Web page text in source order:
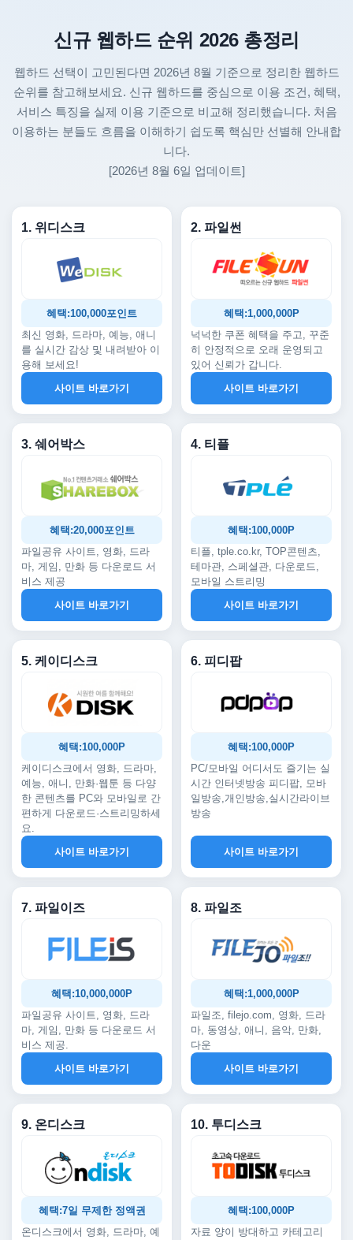
신규 웹하드 순위 2026 총정리
웹하드 선택이 고민된다면 2026년 8월 기준으로 정리한 웹하드
순위를 참고해보세요. 신규 웹하드를 중심으로 이용 조건, 혜택,
서비스 특징을 실제 이용 기준으로 비교해 정리했습니다. 처음
이용하는 분들도 흐름을 이해하기 쉽도록 핵심만 선별해 안내합
니다.
[2026년 8월 6일 업데이트]
1. 위디스크
혜택:100,000포인트
최신 영화, 드라마, 예능, 애니
를 실시간 감상 및 내려받아 이
용해 보세요!
사이트 바로가기
2. 파일썬
혜택:1,000,000P
넉넉한 쿠폰 혜택을 주고, 꾸준
히 안정적으로 오래 운영되고
있어 신뢰가 갑니다.
사이트 바로가기
3. 쉐어박스
혜택:20,000포인트
파일공유 사이트, 영화, 드라
마, 게임, 만화 등 다운로드 서
비스 제공
사이트 바로가기
4. 티플
혜택:100,000P
티플, tple.co.kr, TOP콘텐츠,
테마관, 스페셜관, 다운로드,
모바일 스트리밍
사이트 바로가기
5. 케이디스크
혜택:100,000P
케이디스크에서 영화, 드라마,
예능, 애니, 만화·웹툰 등 다양
한 콘텐츠를 PC와 모바일로 간
편하게 다운로드·스트리밍하세
요.
사이트 바로가기
6. 피디팝
혜택:100,000P
PC/모바일 어디서도 즐기는 실
시간 인터넷방송 피디팝, 모바
일방송,개인방송,실시간라이브
방송
사이트 바로가기
7. 파일이즈
혜택:10,000,000P
파일공유 사이트, 영화, 드라
마, 게임, 만화 등 다운로드 서
비스 제공.
사이트 바로가기
8. 파일조
혜택:1,000,000P
파일조, filejo.com, 영화, 드라
마, 동영상, 애니, 음악, 만화,
다운
사이트 바로가기
9. 온디스크
혜택:7일 무제한 정액권
온디스크에서 영화, 드라마, 예
10. 투디스크
혜택:100,000P
자료 양이 방대하고 카테고리